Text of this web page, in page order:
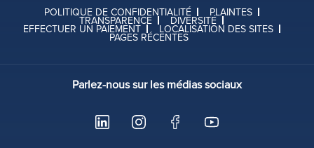
POLITIQUE DE CONFIDENTIALITÉ PLAINTES
TRANSPARENCE DIVERSITÉ
EFFECTUER UN PAIEMENT LOCALISATION DES SITES
PAGES RÉCENTES
Parlez-nous sur les médias sociaux